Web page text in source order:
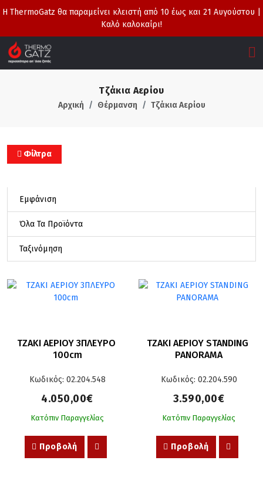
Η ThermoGatz θα παραμείνει κλειστή από 10 έως και 21 Αυγούστου |
Καλό καλοκαίρι!
Τζάκια Αερίου
Αρχική Θέρμανση Τζάκια Αερίου
Φίλτρα
ΤΖΑΚΙ ΑΕΡΙΟΥ 3ΠΛΕΥΡΟ
100cm
Κωδικός: 02.204.548
4.050,00€
Κατόπιν Παραγγελίας
Προβολή
ΤΖΑΚΙ ΑΕΡΙΟΥ STANDING
PANORAMA
Κωδικός: 02.204.590
3.590,00€
Κατόπιν Παραγγελίας
Προβολή